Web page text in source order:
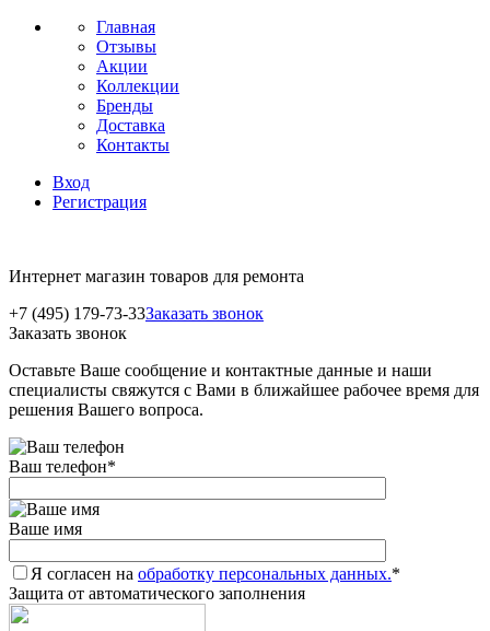
Главная
Отзывы
Акции
Коллекции
Бренды
Доставка
Контакты
Вход
Регистрация
Интернет магазин товаров для ремонта
+7 (495) 179-73-33Заказать звонок
Заказать звонок
Оставьте Ваше сообщение и контактные данные и наши
специалисты свяжутся с Вами в ближайшее рабочее время для
решения Вашего вопроса.
Ваш телефон*
Ваше имя
Я согласен на обработку персональных данных.*
Защита от автоматического заполнения